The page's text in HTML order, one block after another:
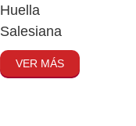
Huella
Salesiana
VER MÁS